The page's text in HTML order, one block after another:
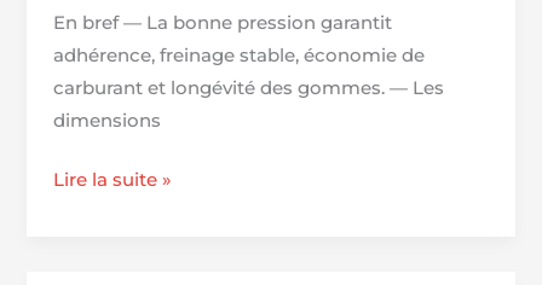
le
motocross
En bref — La bonne pression garantit
adhérence, freinage stable, économie de
carburant et longévité des gommes. — Les
dimensions
Pression
Lire la suite »